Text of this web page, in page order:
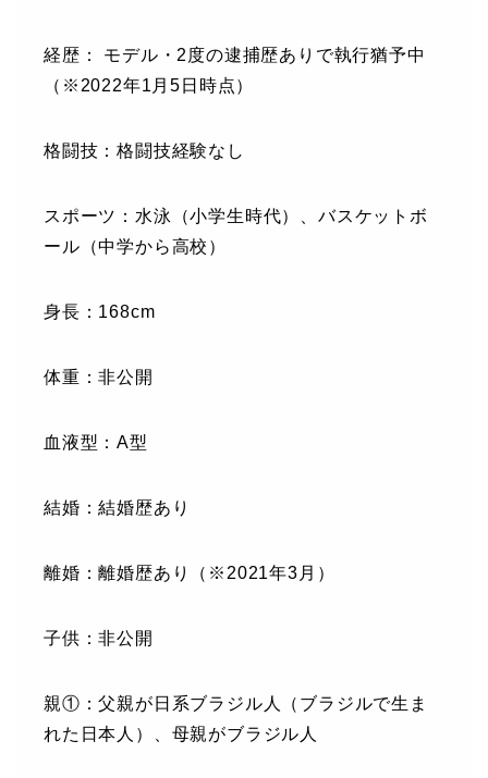
経歴： モデル・2度の逮捕歴ありで執行猶予中
（※2022年1月5日時点）
格闘技：格闘技経験なし
スポーツ：水泳（小学生時代）、バスケットボ
ール（中学から高校）
身長：168cm
体重：非公開
血液型：A型
結婚：結婚歴あり
離婚：離婚歴あり（※2021年3月）
子供：非公開
親①：父親が日系ブラジル人（ブラジルで生ま
れた日本人）、母親がブラジル人